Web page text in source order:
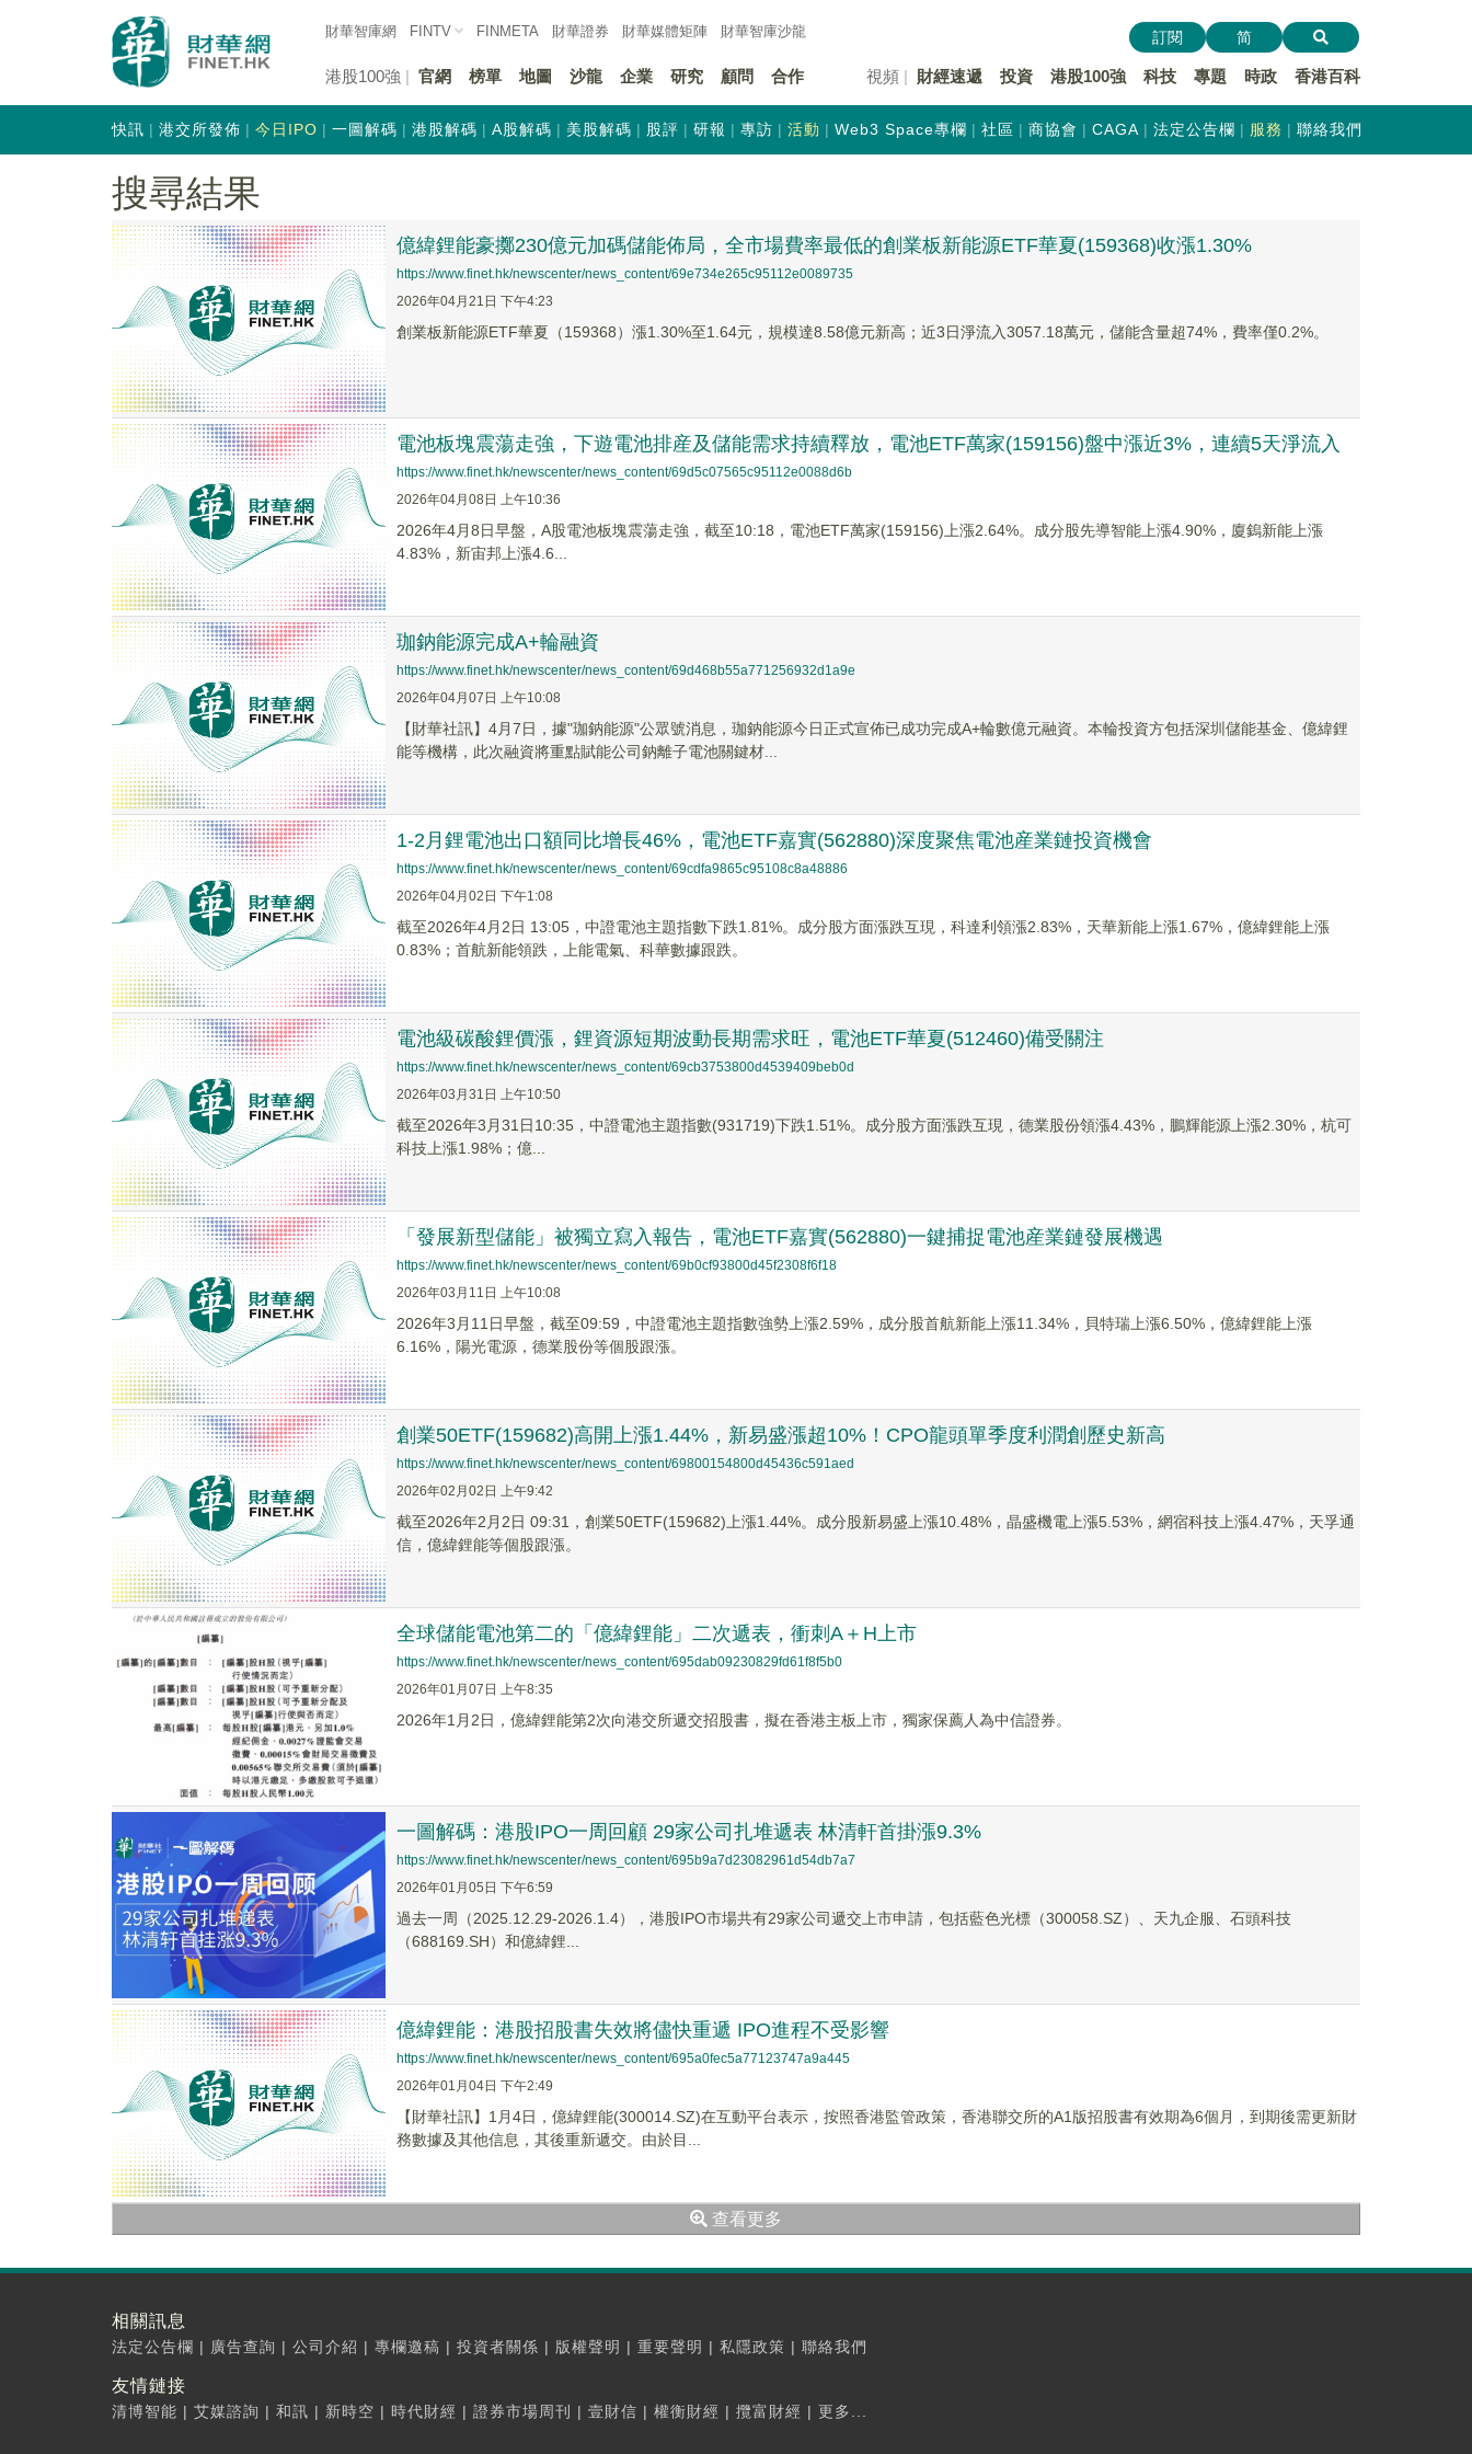
財華智庫網 FINTV FINMETA 財華證券 財華媒體矩陣 財華智庫沙龍
港股100強 官網 榜單 地圖 沙龍 企業 研究 顧問 合作 視頻 財經速遞 投資 港股100強 科技 專題 時政 香港百科
訂閱 简
快訊 港交所發佈 今日IPO 一圖解碼 港股解碼 A股解碼 美股解碼 股評 研報 專訪 活動 Web3 Space專欄 社區 商協會 CAGA 法定公告欄 服務 聯絡我們
搜尋結果
億緯鋰能豪擲230億元加碼儲能佈局，全市場費率最低的創業板新能源ETF華夏(159368)收漲1.30%
https://www.finet.hk/newscenter/news_content/69e734e265c95112e0089735
2026年04月21日 下午4:23
創業板新能源ETF華夏（159368）漲1.30%至1.64元，規模達8.58億元新高；近3日淨流入3057.18萬元，儲能含量超74%，費率僅0.2%。
電池板塊震蕩走強，下遊電池排産及儲能需求持續釋放，電池ETF萬家(159156)盤中漲近3%，連續5天淨流入
https://www.finet.hk/newscenter/news_content/69d5c07565c95112e0088d6b
2026年04月08日 上午10:36
2026年4月8日早盤，A股電池板塊震蕩走強，截至10:18，電池ETF萬家(159156)上漲2.64%。成分股先導智能上漲4.90%，廈鎢新能上漲
4.83%，新宙邦上漲4.6...
珈鈉能源完成A+輪融資
https://www.finet.hk/newscenter/news_content/69d468b55a771256932d1a9e
2026年04月07日 上午10:08
【財華社訊】4月7日，據"珈鈉能源"公眾號消息，珈鈉能源今日正式宣佈已成功完成A+輪數億元融資。本輪投資方包括深圳儲能基金、億緯鋰
能等機構，此次融資將重點賦能公司鈉離子電池關鍵材...
1-2月鋰電池出口額同比增長46%，電池ETF嘉實(562880)深度聚焦電池産業鏈投資機會
https://www.finet.hk/newscenter/news_content/69cdfa9865c95108c8a48886
2026年04月02日 下午1:08
截至2026年4月2日 13:05，中證電池主題指數下跌1.81%。成分股方面漲跌互現，科達利領漲2.83%，天華新能上漲1.67%，億緯鋰能上漲
0.83%；首航新能領跌，上能電氣、科華數據跟跌。
電池級碳酸鋰價漲，鋰資源短期波動長期需求旺，電池ETF華夏(512460)備受關注
https://www.finet.hk/newscenter/news_content/69cb3753800d4539409beb0d
2026年03月31日 上午10:50
截至2026年3月31日10:35，中證電池主題指數(931719)下跌1.51%。成分股方面漲跌互現，德業股份領漲4.43%，鵬輝能源上漲2.30%，杭可
科技上漲1.98%；億...
「發展新型儲能」被獨立寫入報告，電池ETF嘉實(562880)一鍵捕捉電池産業鏈發展機遇
https://www.finet.hk/newscenter/news_content/69b0cf93800d45f2308f6f18
2026年03月11日 上午10:08
2026年3月11日早盤，截至09:59，中證電池主題指數強勢上漲2.59%，成分股首航新能上漲11.34%，貝特瑞上漲6.50%，億緯鋰能上漲
6.16%，陽光電源，德業股份等個股跟漲。
創業50ETF(159682)高開上漲1.44%，新易盛漲超10%！CPO龍頭單季度利潤創歷史新高
https://www.finet.hk/newscenter/news_content/69800154800d45436c591aed
2026年02月02日 上午9:42
截至2026年2月2日 09:31，創業50ETF(159682)上漲1.44%。成分股新易盛上漲10.48%，晶盛機電上漲5.53%，網宿科技上漲4.47%，天孚通
信，億緯鋰能等個股跟漲。
全球儲能電池第二的「億緯鋰能」二次遞表，衝刺A＋H上市
https://www.finet.hk/newscenter/news_content/695dab09230829fd61f8f5b0
2026年01月07日 上午8:35
2026年1月2日，億緯鋰能第2次向港交所遞交招股書，擬在香港主板上市，獨家保薦人為中信證券。
一圖解碼：港股IPO一周回顧 29家公司扎堆遞表 林清軒首掛漲9.3%
https://www.finet.hk/newscenter/news_content/695b9a7d23082961d54db7a7
2026年01月05日 下午6:59
過去一周（2025.12.29-2026.1.4），港股IPO市場共有29家公司遞交上市申請，包括藍色光標（300058.SZ）、天九企服、石頭科技
（688169.SH）和億緯鋰...
億緯鋰能：港股招股書失效將儘快重遞 IPO進程不受影響
https://www.finet.hk/newscenter/news_content/695a0fec5a77123747a9a445
2026年01月04日 下午2:49
【財華社訊】1月4日，億緯鋰能(300014.SZ)在互動平台表示，按照香港監管政策，香港聯交所的A1版招股書有效期為6個月，到期後需更新財
務數據及其他信息，其後重新遞交。由於目...
查看更多
相關訊息
法定公告欄 | 廣告查詢 | 公司介紹 | 專欄邀稿 | 投資者關係 | 版權聲明 | 重要聲明 | 私隱政策 | 聯絡我們
友情鏈接
清博智能 | 艾媒諮詢 | 和訊 | 新時空 | 時代財經 | 證券市場周刊 | 壹財信 | 權衡財經 | 攬富財經 | 更多...